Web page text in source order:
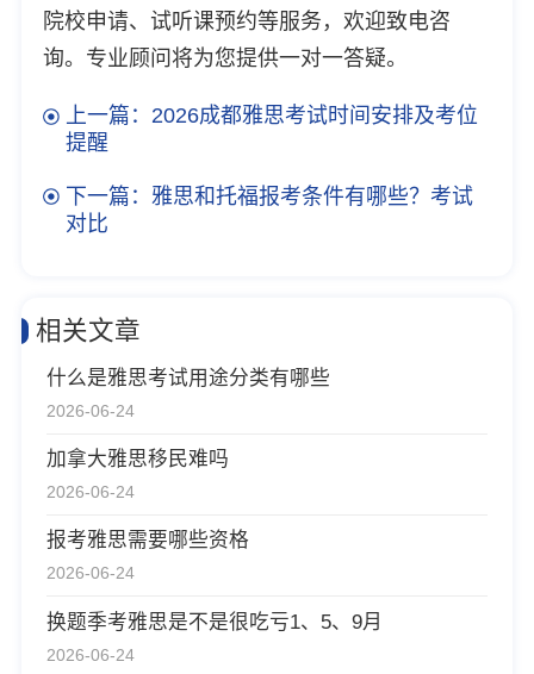
院校申请、试听课预约等服务，欢迎致电咨
询。专业顾问将为您提供一对一答疑。
上一篇：2026成都雅思考试时间安排及考位
提醒
下一篇：雅思和托福报考条件有哪些？考试
对比
相关文章
什么是雅思考试用途分类有哪些
2026-06-24
加拿大雅思移民难吗
2026-06-24
报考雅思需要哪些资格
2026-06-24
换题季考雅思是不是很吃亏1、5、9月
2026-06-24